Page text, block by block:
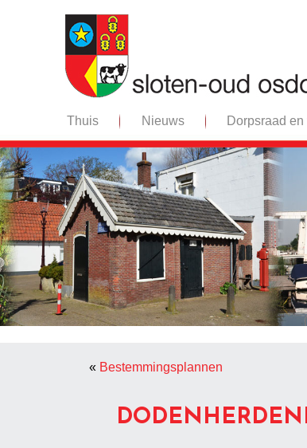
Thuis Nieuws Dorpsraad
« Bestemmingsplannen